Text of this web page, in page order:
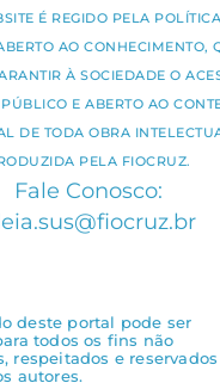
É REGIDO PELA
AO CONHECIMENTO,
À SOCIEDADE O
E ABERTO AO
DE TODA OBRA
PELA FIOCRUZ.
Fale Conosco:
deste portal pode ser
todos os fins não
respeitados e reservados
autores.